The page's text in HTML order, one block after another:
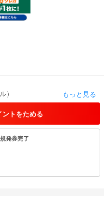
）
ローンがWでついてくる
ジットカードの両機能が1枚
も備えることができ、安心し
ることができます。
がWで年会費永年無料
もっと見る
ントをためる
発券完了